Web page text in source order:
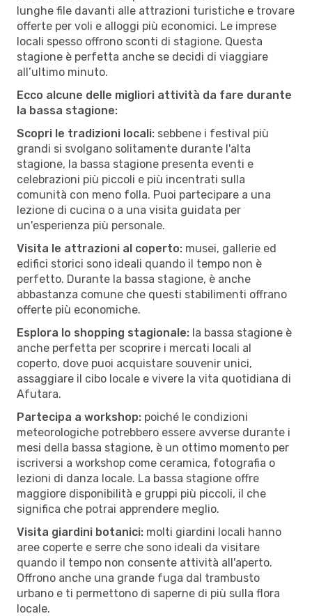
lunghe file davanti alle attrazioni turistiche e trovare
offerte per voli e alloggi più economici. Le imprese
locali spesso offrono sconti di stagione. Questa
stagione è perfetta anche se decidi di viaggiare
all’ultimo minuto.
Ecco alcune delle migliori attività da fare durante
la bassa stagione:
Scopri le tradizioni locali: sebbene i festival più
grandi si svolgano solitamente durante l'alta
stagione, la bassa stagione presenta eventi e
celebrazioni più piccoli e più incentrati sulla
comunità con meno folla. Puoi partecipare a una
lezione di cucina o a una visita guidata per
un'esperienza più personale.
Visita le attrazioni al coperto: musei, gallerie ed
edifici storici sono ideali quando il tempo non è
perfetto. Durante la bassa stagione, è anche
abbastanza comune che questi stabilimenti offrano
offerte più economiche.
Esplora lo shopping stagionale: la bassa stagione è
anche perfetta per scoprire i mercati locali al
coperto, dove puoi acquistare souvenir unici,
assaggiare il cibo locale e vivere la vita quotidiana di
Afutara.
Partecipa a workshop: poiché le condizioni
meteorologiche potrebbero essere avverse durante i
mesi della bassa stagione, è un ottimo momento per
iscriversi a workshop come ceramica, fotografia o
lezioni di danza locale. La bassa stagione offre
maggiore disponibilità e gruppi più piccoli, il che
significa che potrai apprendere meglio.
Visita giardini botanici: molti giardini locali hanno
aree coperte e serre che sono ideali da visitare
quando il tempo non consente attività all'aperto.
Offrono anche una grande fuga dal trambusto
urbano e ti permettono di saperne di più sulla flora
locale.